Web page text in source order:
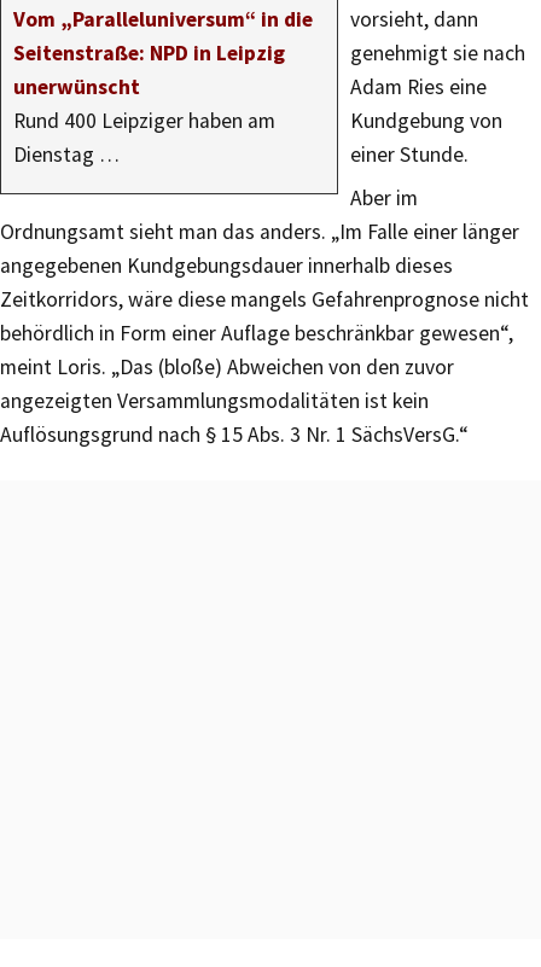
Vom „Paralleluniversum“ in die
Seitenstraße: NPD in Leipzig
unerwünscht
Rund 400 Leipziger haben am
Dienstag …
vorsieht, dann
genehmigt sie nach
Adam Ries eine
Kundgebung von
einer Stunde.
Aber im
Ordnungsamt sieht man das anders. „Im Falle einer länger
angegebenen Kundgebungsdauer innerhalb dieses
Zeitkorridors, wäre diese mangels Gefahrenprognose nicht
behördlich in Form einer Auflage beschränkbar gewesen“,
meint Loris. „Das (bloße) Abweichen von den zuvor
angezeigten Versammlungsmodalitäten ist kein
Auflösungsgrund nach § 15 Abs. 3 Nr. 1 SächsVersG.“